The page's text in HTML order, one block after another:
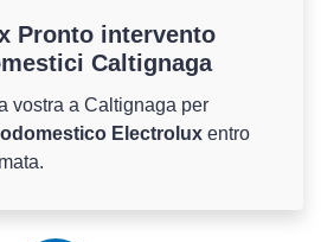
Pronto intervento
Caltignaga
vostra a Caltignaga per
Electrolux entro